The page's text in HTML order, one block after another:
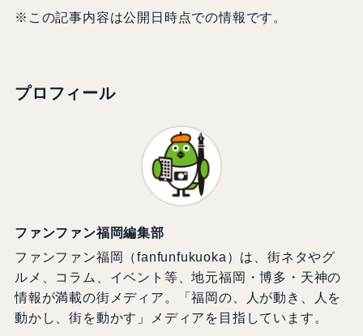
※この記事内容は公開日時点での情報です。
プロフィール
ファンファン福岡編集部
ファンファン福岡（fanfunfukuoka）は、街ネタやグ
ルメ、コラム、イベント等、地元福岡・博多・天神の
情報が満載の街メディア。「福岡の、人が動き、人を
動かし、街を動かす」メディアを目指しています。